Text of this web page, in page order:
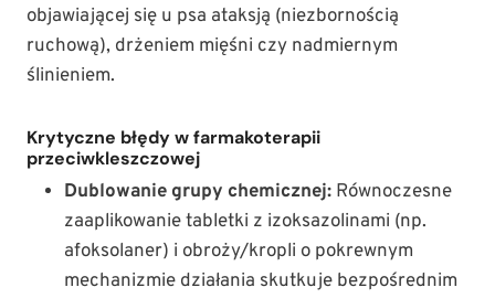
objawiającej się u psa ataksją (niezbornością
ruchową), drżeniem mięśni czy nadmiernym
ślinieniem.
Krytyczne błędy w farmakoterapii
przeciwkleszczowej
Dublowanie grupy chemicznej: Równoczesne
zaaplikowanie tabletki z izoksazolinami (np.
afoksolaner) i obroży/kropli o pokrewnym
mechanizmie działania skutkuje bezpośrednim